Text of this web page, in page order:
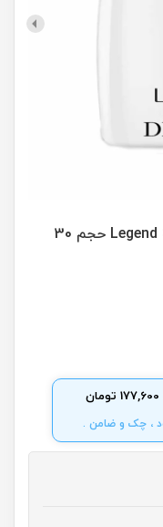
ادو تویلت مردانه دلگادو مدل Legend Spirit حجم 30
177,600 تومان